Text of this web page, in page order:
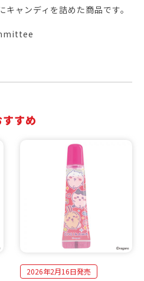
ャンディを詰めた商品です。
すめ
2026年2月16日発売